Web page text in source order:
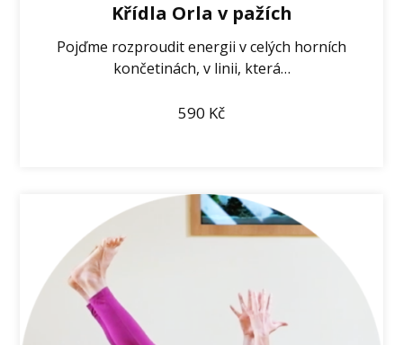
Křídla Orla v pažích
Pojďme rozproudit energii v celých horních
končetinách, v linii, která…
590 Kč